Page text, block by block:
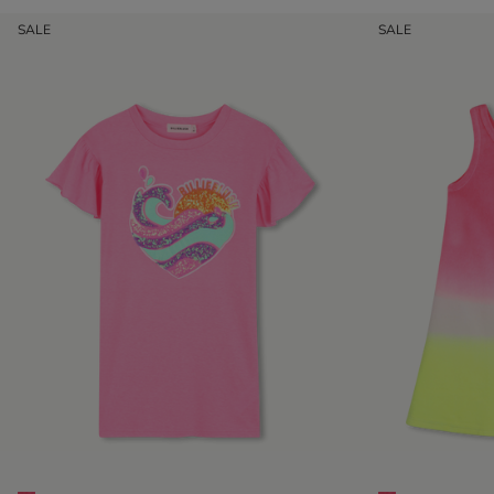
SALE SALE